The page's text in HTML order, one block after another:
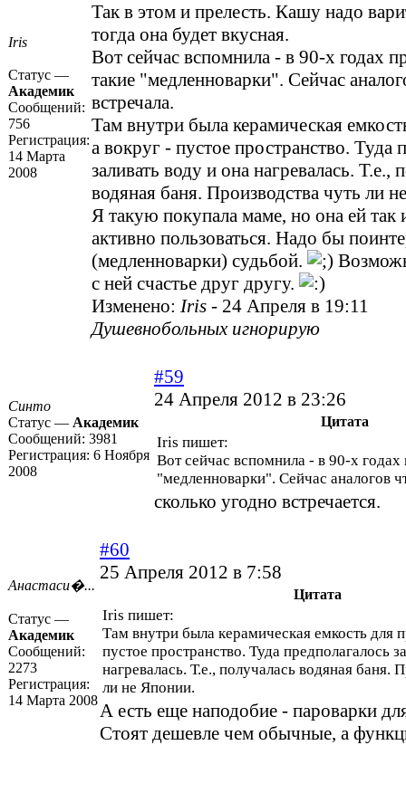
Iris
Статус —
Академик
Сообщений:
756
Регистрация:
14 Марта
2008
Так в этом и прелесть. Кашу надо
тогда она будет вкусная.
Вот сейчас вспомнила - в 90-х годах
такие "медленноварки". Сейчас
встречала.
Там внутри была керамическая
а вокруг - пустое пространство. Туда
заливать воду и она нагревалась. Т.е.,
водяная баня. Производства чуть ли
Я такую покупала маме, но она ей так
активно пользоваться. Надо бы
(медленноварки) судьбой.
с ней счастье друг другу.
Изменено: Iris - 24 Апреля в 19:11
Душевнобольных игнорирую
Синто
Статус — Академик
Сообщений: 3981
Регистрация: 6 Ноября
2008
#59
24 Апреля 2012 в 23:26
Цитата
Iris пишет:
Вот сейчас вспомнила - в 90-х годах
"медленноварки". Сейчас аналогов
сколько угодно встречается.
Анастаси�...
Статус —
Академик
Сообщений:
2273
Регистрация:
14 Марта 2008
#60
25 Апреля 2012 в 7:58
Цитата
Iris пишет:
Там внутри была керамическая емкость для
пустое пространство. Туда предполагалось
нагревалась. Т.е., получалась водяная баня.
ли не Японии.
А есть еще наподобие - пароварки
Стоят дешевле чем обычные, а